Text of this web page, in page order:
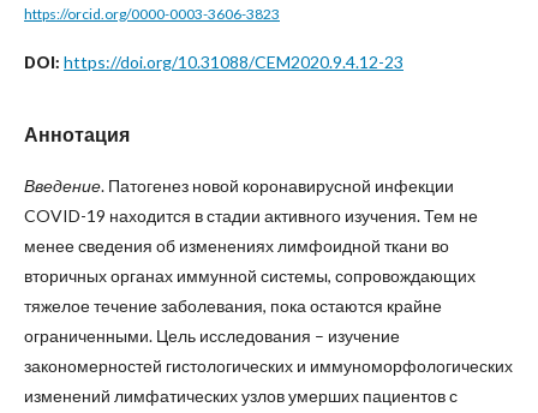
https://orcid.org/0000-0003-3606-3823
DOI: https://doi.org/10.31088/CEM2020.9.4.12-23
Аннотация
Введение. Патогенез новой коронавирусной инфекции
COVID-19 находится в стадии активного изу­чения. Тем не
менее сведения об изменениях лимфоидной ткани во
вторичных органах иммунной системы, сопровождающих
тяжелое течение заболевания, пока остаются крайне
ограниченными. Цель исследования – изучение
закономерностей гистологических и иммуноморфологических
изменений лимфатических узлов умерших пациентов с